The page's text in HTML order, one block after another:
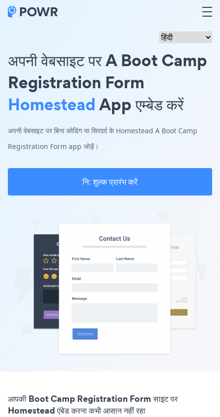
अपनी वेबसाइट पर A Boot Camp
Registration Form
HomesteadApp एम्बेड करें
अपनी वेबसाइट पर बिना कोडिंग या सिरदर्द के Homestead A Boot Camp
Registration Form app जोड़ें।
नि: शुल्क प्रारंभ करें
आपकी Boot Camp Registration Form साइट पर
Homestead एंबेड करना कभी आसान नहीं रहा